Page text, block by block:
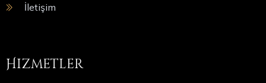
İletişim
Hizmetler